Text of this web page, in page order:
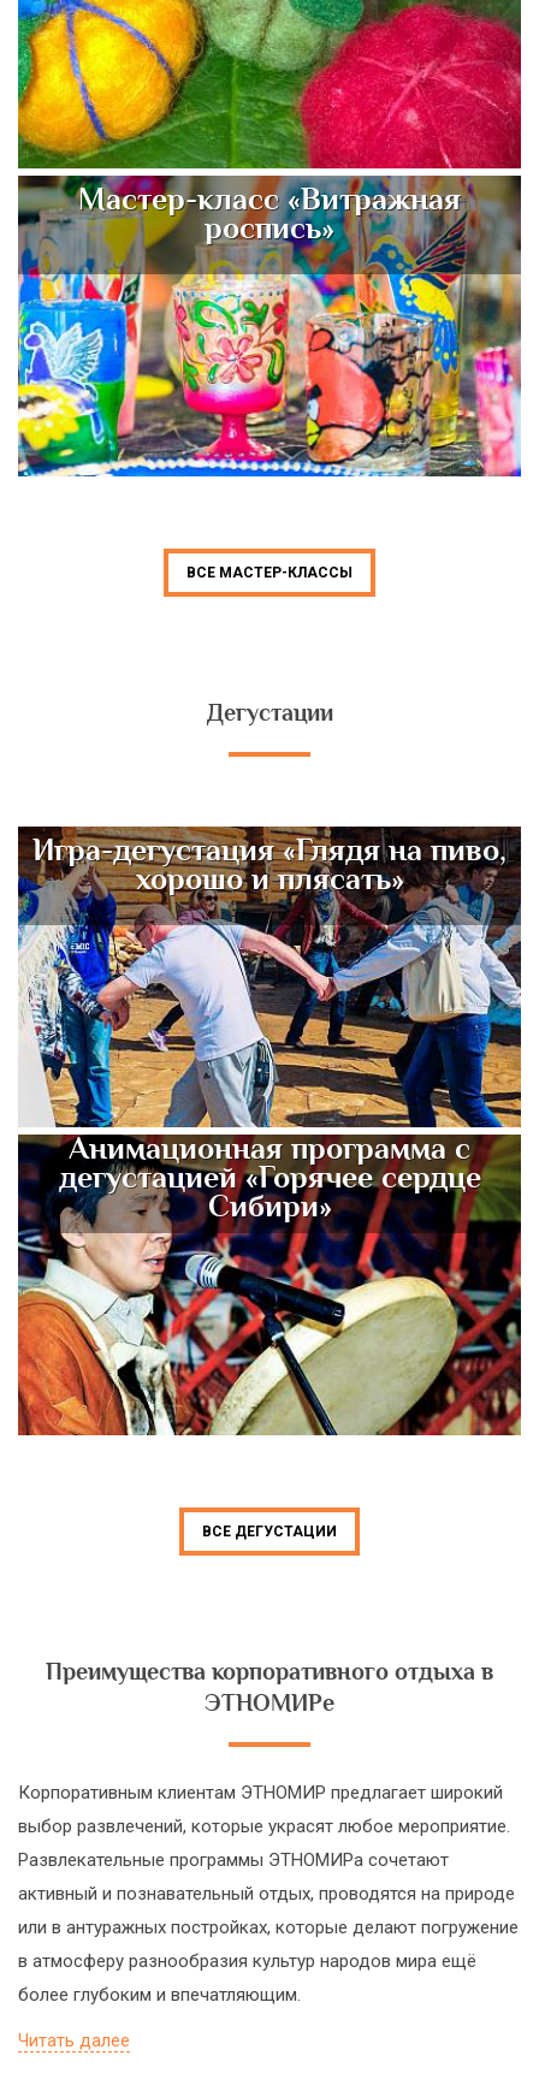
Мастер-класс «Витражная
роспись»
ВСЕ МАСТЕР-КЛАССЫ
Дегустации
Игра-дегустация «Глядя на пиво,
хорошо и плясать»
Анимационная программа с
дегустацией «Горячее сердце
Сибири»
ВСЕ ДЕГУСТАЦИИ
Преимущества корпоративного отдыха в
ЭТНОМИРе
Корпоративным клиентам ЭТНОМИР предлагает широкий
выбор развлечений, которые украсят любое мероприятие.
Развлекательные программы ЭТНОМИРа сочетают
активный и познавательный отдых, проводятся на природе
или в антуражных постройках, которые делают погружение
в атмосферу разнообразия культур народов мира ещё
более глубоким и впечатляющим.
Читать далее